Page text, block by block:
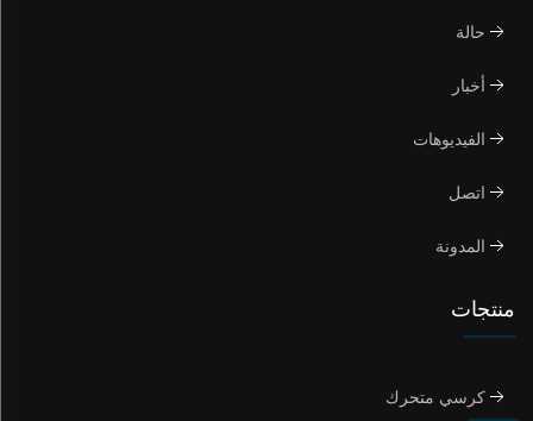
حالة
أخبار
الفيديوهات
اتصل
المدونة
منتجات
كرسي متحرك